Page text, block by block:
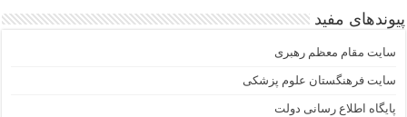
پیوندهای مفید
سایت مقام معظم رهبری
سایت فرهنگستان علوم پزشکی
پایگاه اطلاع رسانی دولت